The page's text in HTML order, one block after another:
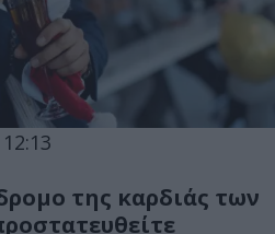
12:13
της καρδιάς των